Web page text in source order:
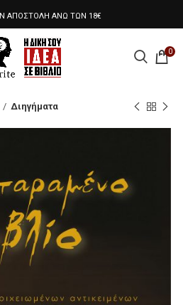
ΑΠΟΣΤΟΛΗ ΑΝΩ ΤΩΝ 18€
0
Διηγήματα